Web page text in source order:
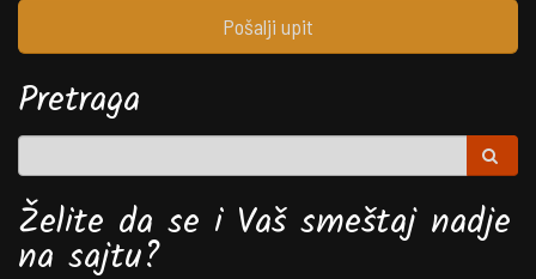
Pošalji upit
Pretraga
Želite da se i Vaš smeštaj nadje
na sajtu?